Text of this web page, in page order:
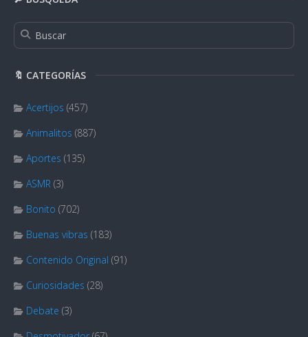
🔖 CATEGORÍAS
Acertijos (457)
Animalitos (887)
Aportes (135)
ASMR (3)
Bonito (702)
Buenas vibras (183)
Contenido Original (91)
Curiosidades (28)
Debate (3)